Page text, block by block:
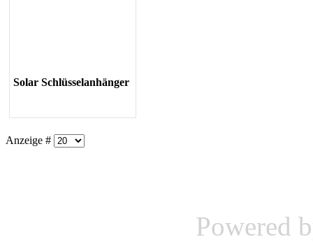
Solar Schlüsselanhänger
Anzeige #
Powered